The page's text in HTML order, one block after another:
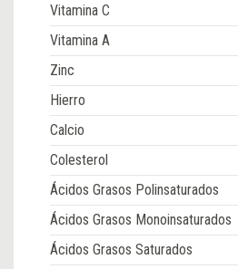
Vitamina C
Vitamina A
Zinc
Hierro
Calcio
Colesterol
Ácidos Grasos Polinsaturados
Ácidos Grasos Monoinsaturados
Ácidos Grasos Saturados